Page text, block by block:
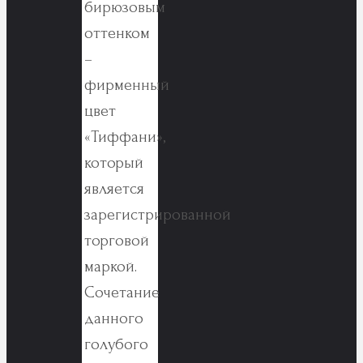
бирюзовым
оттенком
–
фирменный
цвет
«Тиффани»,
который
является
зарегистрированной
торговой
маркой.
Сочетание
данного
голубого